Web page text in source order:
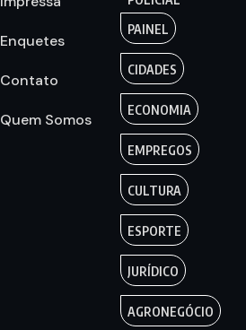
Enquetes
Contato
Quem Somos
PAINEL
CIDADES
ECONOMIA
EMPREGOS
CULTURA
ESPORTE
JURÍDICO
AGRONEGÓCIO